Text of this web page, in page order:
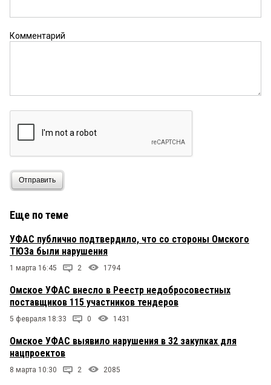
Комментарий
Отправить
Еще по теме
УФАС публично подтвердило, что со стороны Омского
ТЮЗа были нарушения
1 марта 16:45 2 1794
Омское УФАС внесло в Реестр недобросовестных
поставщиков 115 участников тендеров
5 февраля 18:33 0 1431
Омское УФАС выявило нарушения в 32 закупках для
нацпроектов
8 марта 10:30 2 2085